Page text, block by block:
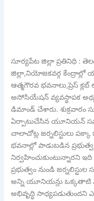
సూర్యపేట జిల్లా ప్రతినిధి :
జిల్లా,నియోజకవర్గ కేంద్రాల్లో
ఆత్మగౌరవ భవనాలు,ప్రెస్ క్లబ్
అసోసియేషన్ వ్యవస్థాపక
డిమాండ్ చేశారు. శుక్రవారం
ఏర్పాటుచేసిన యూనియన్
చాలాచోట్ల జర్నలిస్టులు
భవనాల్లో పాడుబడిన
నిర్వహించుకుంటున్నారని
ప్రభుత్వం నుండి
అన్ని యూనియన్లు ఒక్కతాటి
అభివృద్ధి